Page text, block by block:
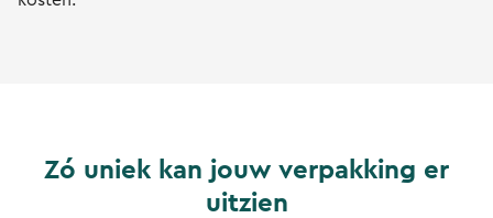
Zó uniek kan jouw verpakking er
uitzien